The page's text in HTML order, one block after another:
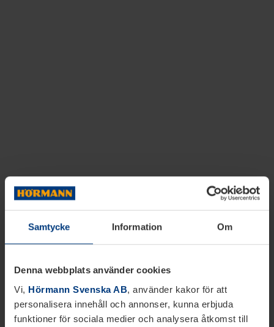
Samtycke Information Om
Denna webbplats använder cookies
Vi, Hörmann Svenska AB, använder kakor för att
personalisera innehåll och annonser, kunna erbjuda
funktioner för sociala medier och analysera åtkomst till